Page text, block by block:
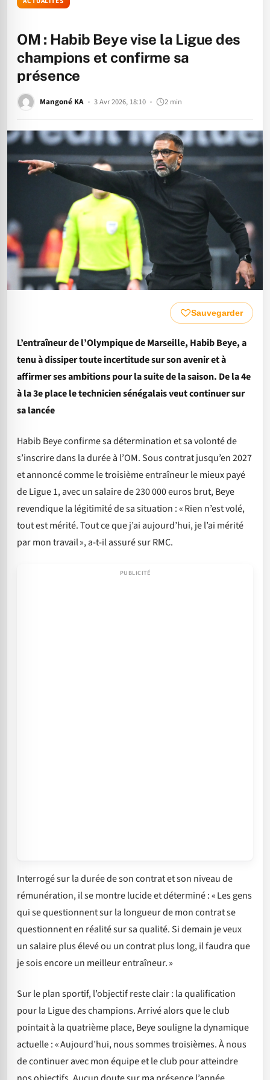
OM : Habib Beye vise la Ligue des
champions et confirme sa
présence
Mangoné KA 3 Avr 2026, 18:10 2 min
Sauvegarder
L’entraîneur de l’Olympique de Marseille, Habib Beye, a
tenu à dissiper toute incertitude sur son avenir et à
affirmer ses ambitions pour la suite de la saison. De la 4e
à la 3e place le technicien sénégalais veut continuer sur
sa lancée
Habib Beye confirme sa détermination et sa volonté de
s’inscrire dans la durée à l’OM. Sous contrat jusqu’en 2027
et annoncé comme le troisième entraîneur le mieux payé
de Ligue 1, avec un salaire de 230 000 euros brut, Beye
revendique la légitimité de sa situation : « Rien n’est volé,
tout est mérité. Tout ce que j’ai aujourd’hui, je l’ai mérité
par mon travail », a-t-il assuré sur RMC.
Interrogé sur la durée de son contrat et son niveau de
rémunération, il se montre lucide et déterminé : « Les gens
qui se questionnent sur la longueur de mon contrat se
questionnent en réalité sur sa qualité. Si demain je veux
un salaire plus élevé ou un contrat plus long, il faudra que
je sois encore un meilleur entraîneur. »
Sur le plan sportif, l’objectif reste clair : la qualification
pour la Ligue des champions. Arrivé alors que le club
pointait à la quatrième place, Beye souligne la dynamique
actuelle : « Aujourd’hui, nous sommes troisièmes. À nous
de continuer avec mon équipe et le club pour atteindre